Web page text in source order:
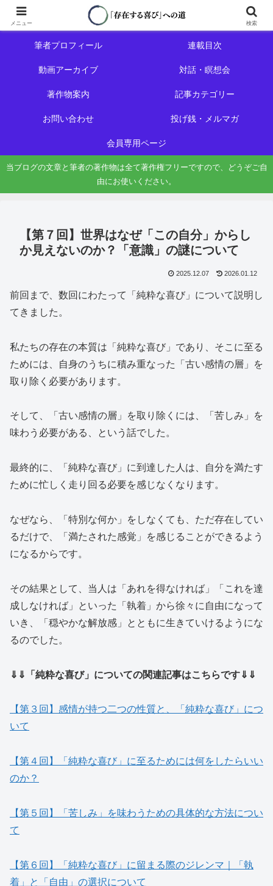
初めての方へ
筆者プロフィール 連載目次
動画アーカイブ 対話・瞑想会
著作物案内 記事カテゴリー
お問い合わせ 投げ銭・メルマガ
会員専用ページ
当ブログの文章と筆者の著作物は全て著作権フリーですので、どうぞご自
由にお使いください。
【第７回】世界はなぜ「この自分」からし
か見えないのか？「意識」の謎について
2025.12.07 2026.01.12
前回まで、数回にわたって「純粋な喜び」について説明し
てきました。
私たちの存在の本質は「純粋な喜び」であり、そこに至る
ためには、自身のうちに積み重なった「古い感情の層」を
取り除く必要があります。
そして、「古い感情の層」を取り除くには、「苦しみ」を
味わう必要がある、という話でした。
最終的に、「純粋な喜び」に到達した人は、自分を満たす
ために忙しく走り回る必要を感じなくなります。
なぜなら、「特別な何か」をしなくても、ただ存在してい
るだけで、「満たされた感覚」を感じることができるよう
になるからです。
その結果として、当人は「あれを得なければ」「これを達
成しなければ」といった「執着」から徐々に自由になって
いき、「穏やかな解放感」とともに生きていけるようにな
るのでした。
⇓⇓「純粋な喜び」についての関連記事はこちらです⇓⇓
【第３回】感情が持つ二つの性質と、「純粋な喜び」につ
いて
【第４回】「純粋な喜び」に至るためには何をしたらいい
のか？
【第５回】「苦しみ」を味わうための具体的な方法につい
て
【第６回】「純粋な喜び」に留まる際のジレンマ｜「執
着」と「自由」の選択について
メニュー 検索